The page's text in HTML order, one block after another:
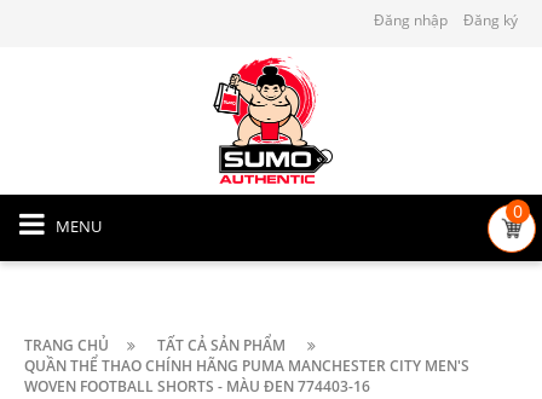
Đăng nhập Đăng ký
MENU
0
TRANG CHỦ
TẤT CẢ SẢN PHẨM
QUẦN THỂ THAO CHÍNH HÃNG PUMA MANCHESTER CITY MEN'S
WOVEN FOOTBALL SHORTS - MÀU ĐEN 774403-16